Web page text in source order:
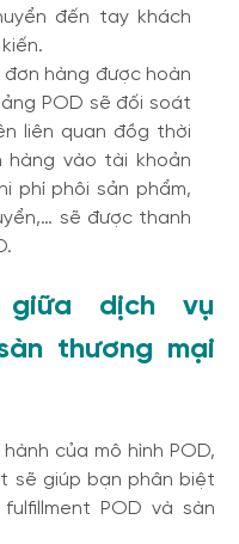
đến tay khách
đơn hàng được hoàn
POD sẽ đối soát
liên quan đồg thời
hàng vào tài khoản
phí phôi sản phẩm,
sẽ được thanh
dịch vụ
thương mại
của mô hình POD,
sẽ giúp bạn phân biệt
POD và sàn